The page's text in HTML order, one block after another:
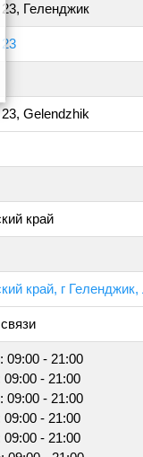
Геленджик
Gelendzhik
край
край, г
09:00 - 21:00
09:00 - 21:00
09:00 - 21:00
09:00 - 21:00
09:00 - 21:00